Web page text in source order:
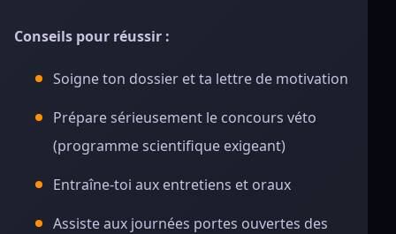
Conseils pour réussir :
Soigne ton dossier et ta lettre de motivation
Prépare sérieusement le concours véto
(programme scientifique exigeant)
Entraîne-toi aux entretiens et oraux
Assiste aux journées portes ouvertes des